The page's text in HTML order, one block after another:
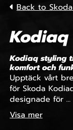
Back to
Kodiaq
Kodiaq styling
komfort och
Upptäck vårt
för Skoda
designade för ...
Visa mer